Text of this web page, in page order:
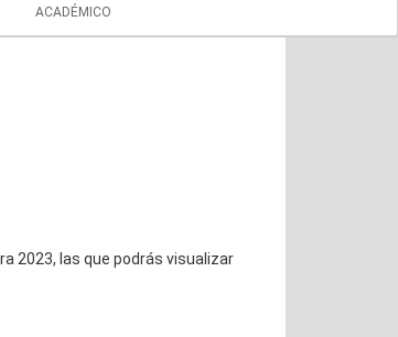
ACADÉMICO
2023, las que podrás visualizar